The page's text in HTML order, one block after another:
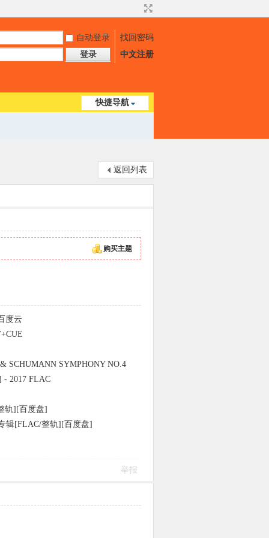
自动登录
找回密码
登录
中文注册
快捷导航
返回列表
购买主题
度云
SCHUMANN SYMPHONY NO.4
- 2017 FLAC
轨][百度盘]
辑[FLAC/整轨][百度盘]
举报